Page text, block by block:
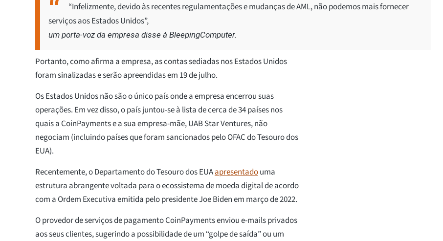
“Infelizmente, devido às recentes regulamentações e mudanças de AML, não podemos mais fornecer
serviços aos Estados Unidos”,
um porta-voz da empresa disse à BleepingComputer.
Portanto, como afirma a empresa, as contas sediadas nos Estados Unidos
foram sinalizadas e serão apreendidas em 19 de julho.
Os Estados Unidos não são o único país onde a empresa encerrou suas
operações. Em vez disso, o país juntou-se à lista de cerca de 34 países nos
quais a CoinPayments e a sua empresa-mãe, UAB Star Ventures, não
negociam (incluindo países que foram sancionados pelo OFAC do Tesouro dos
EUA).
Recentemente, o Departamento do Tesouro dos EUAapresentadouma
estrutura abrangente voltada para o ecossistema de moeda digital de acordo
com a Ordem Executiva emitida pelo presidente Joe Biden em março de 2022.
O provedor de serviços de pagamento CoinPayments enviou e-mails privados
aos seus clientes, sugerindo a possibilidade de um “golpe de saída” ou um